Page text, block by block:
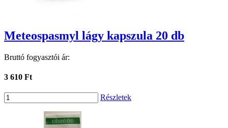
Meteospasmyl lágy kapszula 20 db
Bruttó fogyasztói ár:
3 610 Ft
Részletek